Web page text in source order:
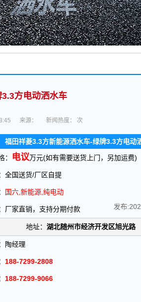
方电动洒水车
来源： 新闻热度： 次
福田祥菱3.3方新能源洒水车-绿牌3.3方电动
： 电议万元(如有需要送货上门，另加运费)
全国送货/厂区自提
国六,新能源,纯电动
厂家直销，支持分期付款 发布
地址： 湖北随州市经济开发区旭光路
陶经理
188-7299-2808
188-7299-9066